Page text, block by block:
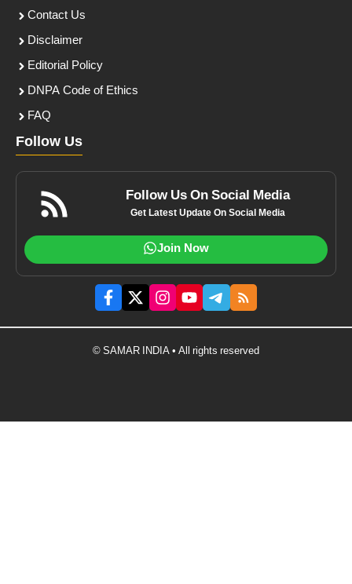
Contact Us
Disclaimer
Editorial Policy
DNPA Code of Ethics
FAQ
Follow Us
Follow Us On Social Media
Get Latest Update On Social Media
Join Now
© SAMAR INDIA • All rights reserved